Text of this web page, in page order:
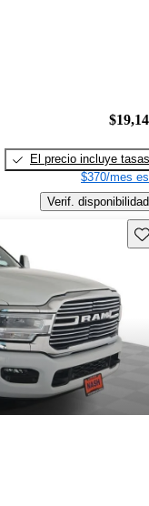
El precio incluye tasas
$370/mes
Verif. disponibilidad